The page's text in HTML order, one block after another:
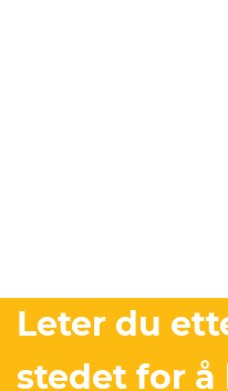
Leter du
stedet for å